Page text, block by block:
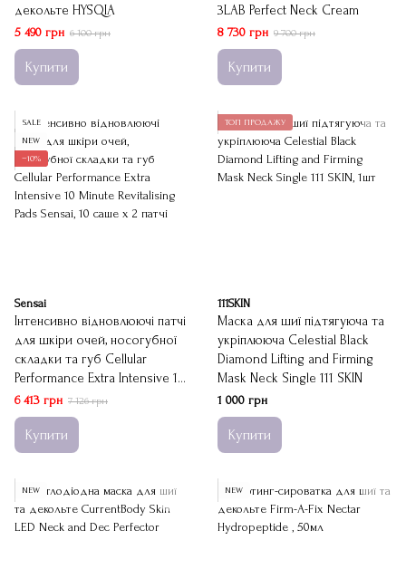
декольте HYSQIA
5 490 грн 6 100 грн
Купити
3LAB Perfect Neck Cream
8 730 грн 9 700 грн
Купити
SALE
NEW
−10%
Sensai
Інтенсивно відновлюючі патчі
для шкіри очей, носогубної
складки та губ Cellular
Performance Extra Intensive 10
Minute Revitalising Pads Sensai
6 413 грн 7 126 грн
Купити
ТОП ПРОДАЖУ
111SKIN
Маска для шиї підтягуюча та
укріплююча Celestial Black
Diamond Lifting and Firming
Mask Neck Single 111 SKIN
1 000 грн
Купити
NEW NEW